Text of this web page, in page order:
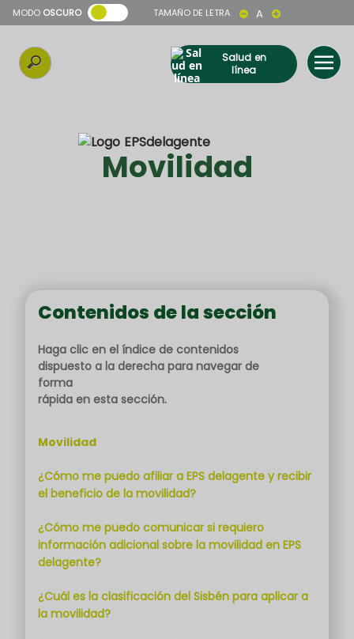
MODO OSCURO TAMAÑO DE LETRA A
Salud en
línea
Movilidad
Contenidos de la sección
Haga clic en el índice de contenidos
dispuesto a la derecha para navegar de
forma
rápida en esta sección.
Movilidad
¿Cómo me puedo afiliar a EPS delagente y recibir
el beneficio de la movilidad?
¿Cómo me puedo comunicar si requiero
información adicional sobre la movilidad en EPS
delagente?
¿Cuál es la clasificación del Sisbén para aplicar a
la movilidad?